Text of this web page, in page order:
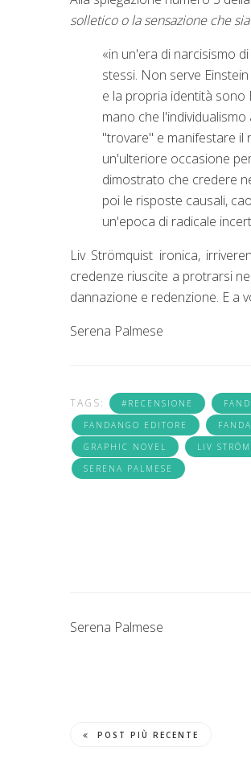
solletico o la sensazione che
«in un'era di narcisismo
stessi. Non serve
e la propria identità sono
mano che
"trovare" e manifestare il
un'ulteriore occasione
dimostrato che credere
poi le risposte causali,
un'epoca di radicale
Liv Strömquist ironica,
credenze riuscite a protrarsi
dannazione e redenzione. E a
Serena Palmese
TAGS: #RECENSIONE
FANDANGO EDITORE
GRAPHIC NOVEL
LIV
SERENA PALMESE
Serena Palmese
POST PIÙ RECENTE